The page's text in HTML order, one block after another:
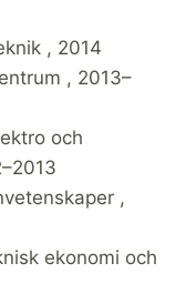
, 2014
, 2013–
och
,
ekonomi och